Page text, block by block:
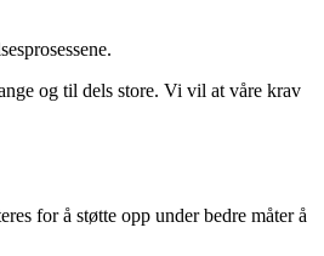
og til dels store. Vi vil at våre krav
for å støtte opp under bedre måter å